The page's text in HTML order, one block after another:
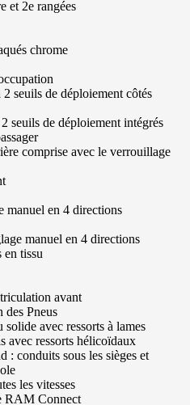
et 2e rangées
chrome
seuils de déploiement côtés
seuils de déploiement intégrés
comprise avec le verrouillage
manuel en 4 directions
manuel en 4 directions
en tissu
avant
des Pneus
solide avec ressorts à lames
avec ressorts hélicoïdaux
: conduits sous les sièges et
les vitesses
RAM Connect